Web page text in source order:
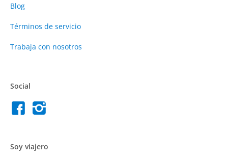
Blog
Términos de servicio
Trabaja con nosotros
Social
Soy viajero